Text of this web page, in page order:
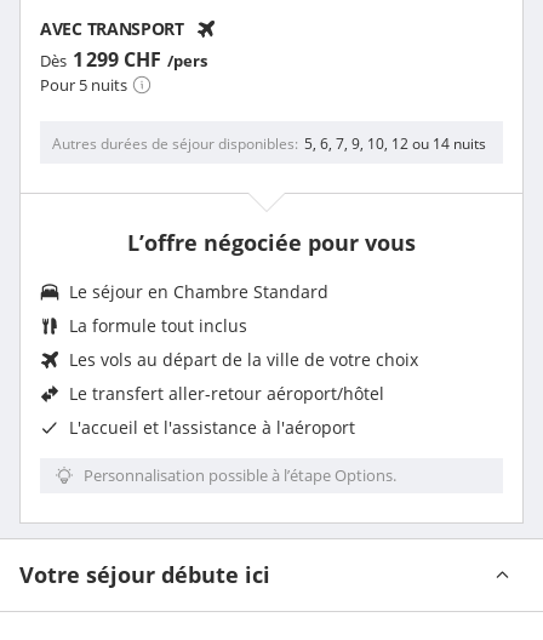
AVEC TRANSPORT
Dès 1 299 CHF /pers
Pour 5 nuits
Autres durées de séjour disponibles 5, 6, 7, 9, 10, 12 ou 14 nuits
L’offre négociée pour vous
Le séjour en Chambre Standard
La formule tout inclus
Les vols au départ de la ville de votre choix
Le transfert aller-retour aéroport/hôtel
L'accueil et l'assistance à l'aéroport
Personnalisation possible à l’étape Options.
Votre séjour débute ici